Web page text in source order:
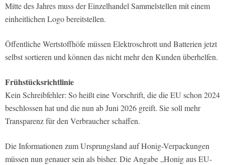
Mitte des Jahres muss der Einzelhandel Sammelstellen mit einem
einheitlichen Logo bereitstellen.
Öffentliche Wertstoffhöfe müssen Elektroschrott und Batterien jetzt
selbst sortieren und können das nicht mehr den Kunden überhelfen.
Frühstücksrichtlinie
Kein Schreibfehler: So heißt eine Vorschrift, die die EU schon 2024
beschlossen hat und die nun ab Juni 2026 greift. Sie soll mehr
Transparenz für den Verbraucher schaffen.
Die Informationen zum Ursprungsland auf Honig-Verpackungen
müssen nun genauer sein als bisher. Die Angabe „Honig aus EU-